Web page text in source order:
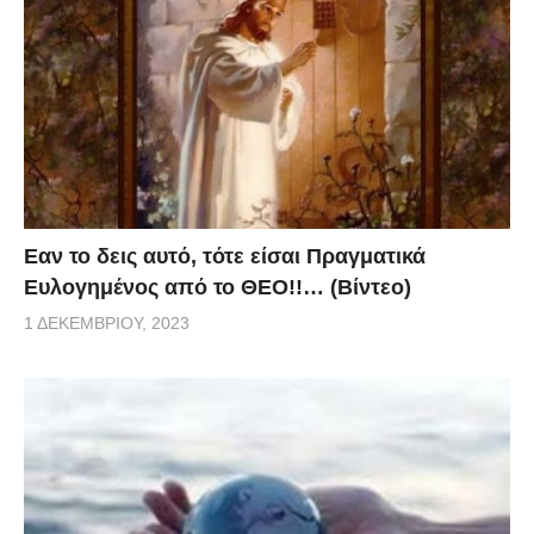
Eαν το δεις αυτό, τότε είσαι Πραγματικά
Ευλογημένος από το ΘΕΟ!!… (Βίντεο)
1 ΔΕΚΕΜΒΡΊΟΥ, 2023